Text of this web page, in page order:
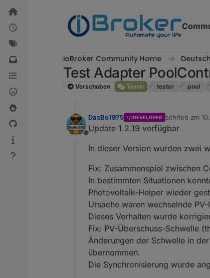
Weiter zum Inhalt
ioBroker Community Home Deutsch
Test Adapter
Verschoben Tester tester pool
Offline
DasBo1975 DEVELOPER schrieb am
zuletzt editiert
Update 1.2.19 verfügbar
In dieser Version wurden zwei
Fix: Zusammenspiel zwischen
In bestimmten Situationen
Photovoltaik-Helper wieder
Ursache waren wechselnde
Dieses Verhalten wurde
Fix: PV-Überschuss-Schwelle
Änderungen der Schwelle in
übernommen.
Die Synchronisierung wurde